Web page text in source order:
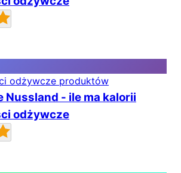
odżywcze produktów
Nussland - ile ma kalorii
odżywcze